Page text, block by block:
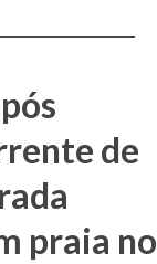
de
praia no